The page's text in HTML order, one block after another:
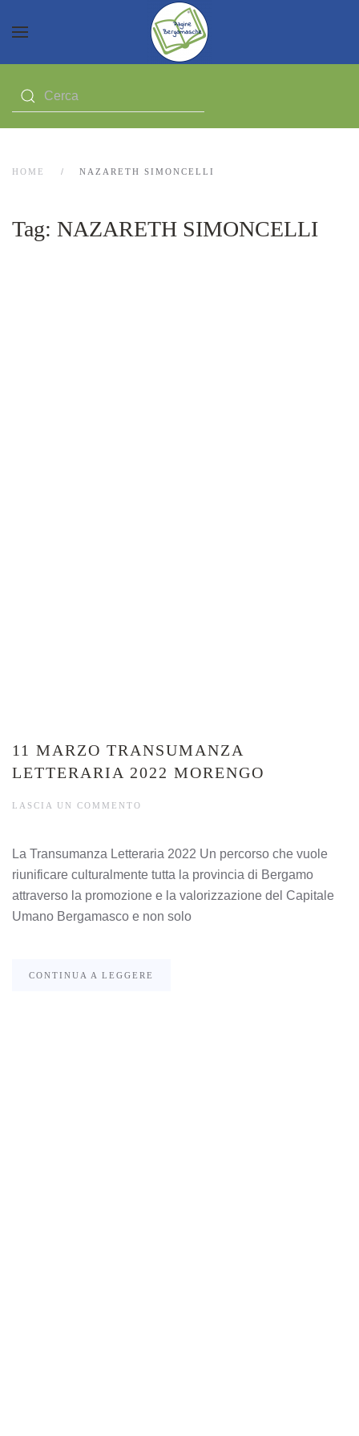
HOME NAZARETH SIMONCELLI
Tag: NAZARETH SIMONCELLI
11 MARZO TRANSUMANZA
LETTERARIA 2022 MORENGO
LASCIA UN COMMENTO
La Transumanza Letteraria 2022 Un percorso che vuole
riunificare culturalmente tutta la provincia di Bergamo
attraverso la promozione e la valorizzazione del Capitale
Umano Bergamasco e non solo
CONTINUA A LEGGERE